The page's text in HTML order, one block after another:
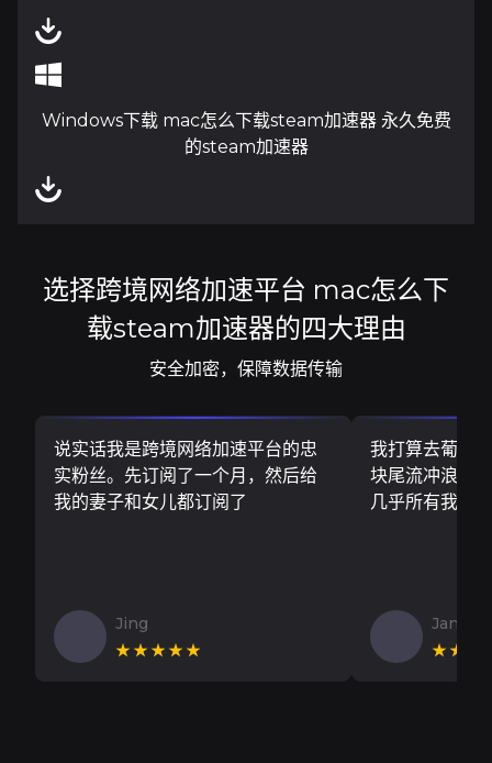
Windows下载 mac怎么下载steam加速器 永久免费
的steam加速器
选择跨境网络加速平台 mac怎么下
载steam加速器的四大理由
安全加密，保障数据传输
说实话我是跨境网络加速平台的忠
实粉丝。先订阅了一个月，然后给
我的妻子和女儿都订阅了
Jing
★★★★★
我打算去葡萄
块尾流冲浪板
几乎所有我需
Jan V